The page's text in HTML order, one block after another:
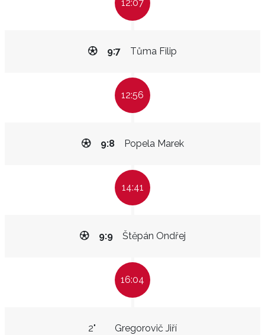
12:07
Tůma Filip
9:7
12:56
Popela Marek
9:8
14:41
Štěpán Ondřej
9:9
16:04
Gregorovič Jiří
2"